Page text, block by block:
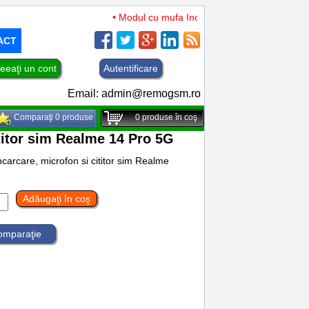
• Modul cu mufa Incarcare si microfon TCL 50
un cont Autentificare
Email: admin@remogsm.ro
Comparaţi 0 produse 0produse în coş
sim Realme 14 Pro 5G
microfon si cititor sim Realme
Adăugaţi în coş